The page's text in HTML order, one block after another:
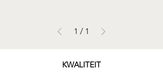
1 / 1
KWALITEIT